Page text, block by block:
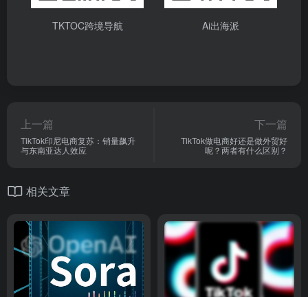
TKTOC跨境导航 Ai出海派
上一篇
TikTok印尼电商复苏：销量飙升
与东南亚达人效应
下一篇
TikTok做电商好还是做外贸好
呢？两者有什么区别？
相关文章